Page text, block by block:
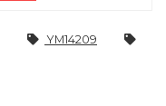
YM14209